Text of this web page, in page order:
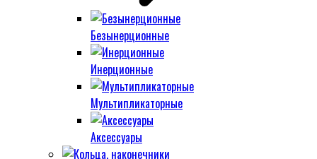
Безынерционные
Инерционные
Мультипликаторные
Аксессуары